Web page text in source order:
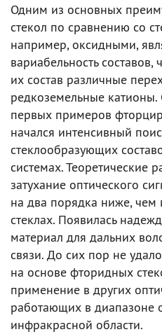
Одним из основных
стекол по сравнению со
например, оксидными,
вариабельность составов,
их состав различные
редкоземельные
первых примеров
начался интенсивный
стеклообразующих
системах. Теоретические
затухание оптического
на два порядка ниже,
стеклах. Появилась
материал для дальних
связи. До сих пор не
на основе фторидных
применение в других
работающих в диапазоне
инфракрасной области.